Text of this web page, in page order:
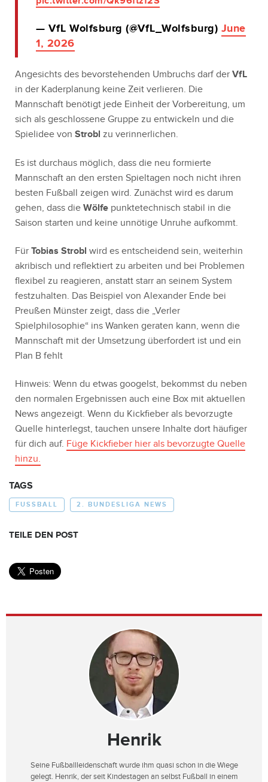
— VfL Wolfsburg (@VfL_Wolfsburg) June
1, 2026
Angesichts des bevorstehenden Umbruchs darf der VfL
in der Kaderplanung keine Zeit verlieren. Die
Mannschaft benötigt jede Einheit der Vorbereitung, um
sich als geschlossene Gruppe zu entwickeln und die
Spielidee von Strobl zu verinnerlichen.
Es ist durchaus möglich, dass die neu formierte
Mannschaft an den ersten Spieltagen noch nicht ihren
besten Fußball zeigen wird. Zunächst wird es darum
gehen, dass die Wölfe punktetechnisch stabil in die
Saison starten und keine unnötige Unruhe aufkommt.
Für Tobias Strobl wird es entscheidend sein, weiterhin
akribisch und reflektiert zu arbeiten und bei Problemen
flexibel zu reagieren, anstatt starr an seinem System
festzuhalten. Das Beispiel von Alexander Ende bei
Preußen Münster zeigt, dass die „Verler
Spielphilosophie“ ins Wanken geraten kann, wenn die
Mannschaft mit der Umsetzung überfordert ist und ein
Plan B fehlt
Hinweis: Wenn du etwas googelst, bekommst du neben
den normalen Ergebnissen auch eine Box mit aktuellen
News angezeigt. Wenn du Kickfieber als bevorzugte
Quelle hinterlegst, tauchen unsere Inhalte dort häufiger
für dich auf. Füge Kickfieber hier als bevorzugte Quelle
hinzu.
TAGS
FUSSBALL 2. BUNDESLIGA NEWS
TEILE DEN POST
Henrik
Seine Fußballleidenschaft wurde ihm quasi schon in die Wiege
gelegt. Henrik, der seit Kindestagen an selbst Fußball in einem